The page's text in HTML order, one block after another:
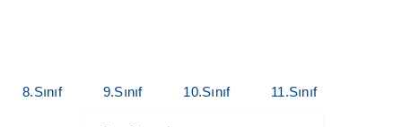
8.Sınıf 9.Sınıf 10.Sınıf
11.Sınıf